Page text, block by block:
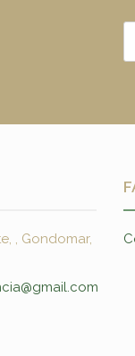
, Gondomar,